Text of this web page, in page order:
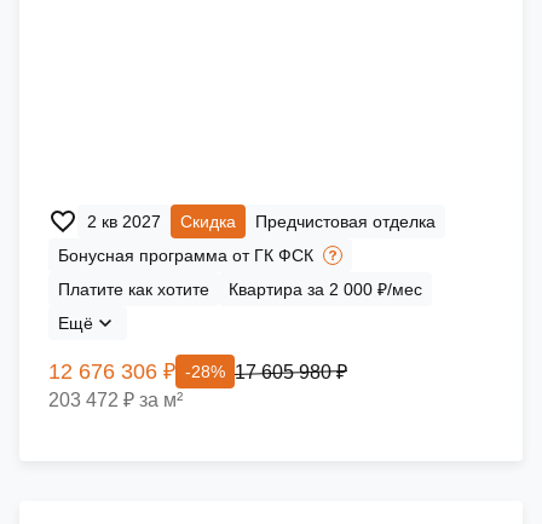
2 кв 2027 Скидка
Предчистовая отделка
Бонусная программа от ГК ФСК
Платите как хотите
Квартира за 2 000 ₽/мес
Ещё
12 676 306 ₽ -28% 17 605 980 ₽
203 472 ₽ за м²